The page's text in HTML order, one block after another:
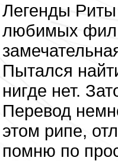
Легенды
любимых
Пытался
нигде нет.
Перевод
этом рипе,
помню по